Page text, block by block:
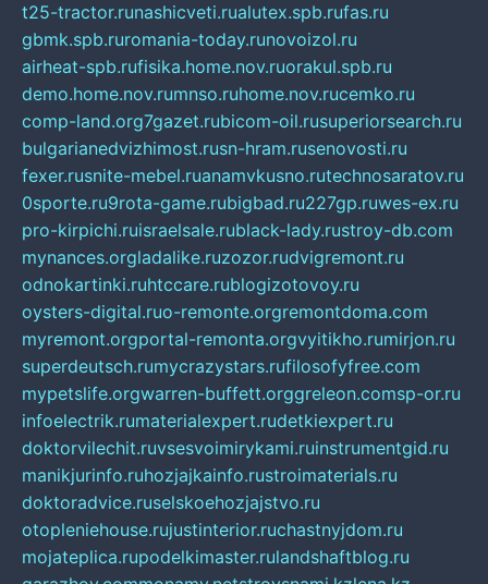
t25-tractor.runashicveti.rualutex.spb.rufas.ru
gbmk.spb.ruromania-today.runovoizol.ru
airheat-spb.rufisika.home.nov.ruorakul.spb.ru
demo.home.nov.rumnso.ruhome.nov.rucemko.ru
comp-land.org7gazet.rubicom-oil.rusuperiorsearch.ru
bulgarianedvizhimost.rusn-hram.rusenovosti.ru
fexer.rusnite-mebel.ruanamvkusno.rutechnosaratov.ru
0sporte.ru9rota-game.rubigbad.ru227gp.ruwes-ex.ru
pro-kirpichi.ruisraelsale.rublack-lady.rustroy-db.com
mynances.orgladalike.ruzozor.rudvigremont.ru
odnokartinki.ruhtccare.rublogizotovoy.ru
oysters-digital.ruo-remonte.orgremontdoma.com
myremont.orgportal-remonta.orgvyitikho.rumirjon.ru
superdeutsch.rumycrazystars.rufilosofyfree.com
mypetslife.orgwarren-buffett.orggreleon.comsp-or.ru
infoelectrik.rumaterialexpert.rudetkiexpert.ru
doktorvilechit.ruvsesvoimirykami.ruinstrumentgid.ru
manikjurinfo.ruhozjajkainfo.rustroimaterials.ru
doktoradvice.ruselskoehozjajstvo.ru
otopleniehouse.rujustinterior.ruchastnyjdom.ru
mojateplica.rupodelkimaster.rulandshaftblog.ru